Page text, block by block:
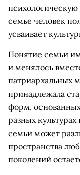
семье человек
усваивает
Понятие семьи
и менялось
патриархальных
принадлежала
форм,
разных
семьи может
пространства
поколений